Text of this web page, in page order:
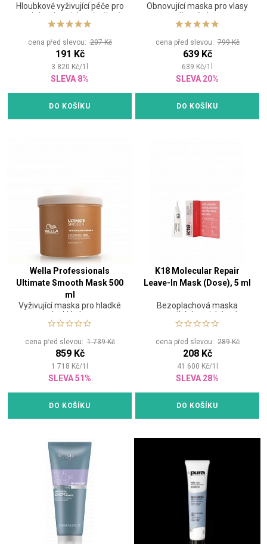
Hloubkově vyživující péče pro
suché a chemicky ošetřené
vlasy
cena před slevou:207 Kč
191 Kč
3 820 Kč/1
SLEVA 8%
DO KOŠÍKU
Obnovující maska pro vlasy
namáhané sluncem
cena před slevou:799 Kč
639 Kč
639 Kč/1
SLEVA 20%
DO KOŠÍKU
Wella Professionals
Ultimate Smooth Mask 500
ml
Vyživující maska pro hladké
a lesklé vlasy
cena před slevou:1 739 Kč
859 Kč
1 718 Kč/1
SLEVA 51%
DO KOŠÍKU
K18 Molecular Repair
Leave-In Mask (Dose), 5 ml
Bezoplachová maska
opravující chemické nebo
tepelné poškození
cena před slevou:289 Kč
208 Kč
41 600 Kč/1
SLEVA 28%
DO KOŠÍKU